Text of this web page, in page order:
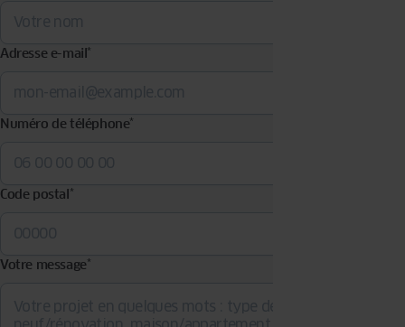
Adresse e-mail*
Numéro de téléphone*
Code postal*
Votre message*